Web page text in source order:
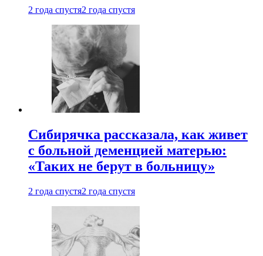
2 года спустя2 года спустя
Сибирячка рассказала, как живет
с больной деменцией матерью:
«Таких не берут в больницу»
2 года спустя2 года спустя